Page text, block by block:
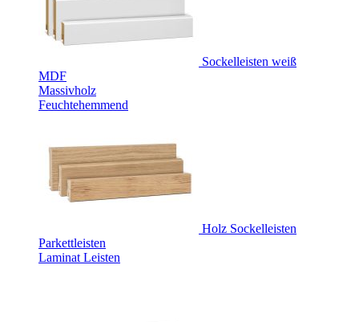
Sockelleisten weiß
MDF
Massivholz
Feuchtehemmend
Holz Sockelleisten
Parkettleisten
Laminat Leisten